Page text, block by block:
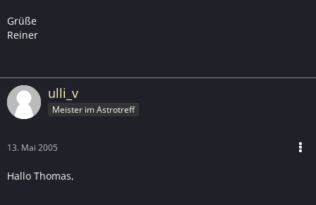
Grüße
Reiner
ulli_v
Meister im Astrotreff
13. Mai 2005
Hallo Thomas,